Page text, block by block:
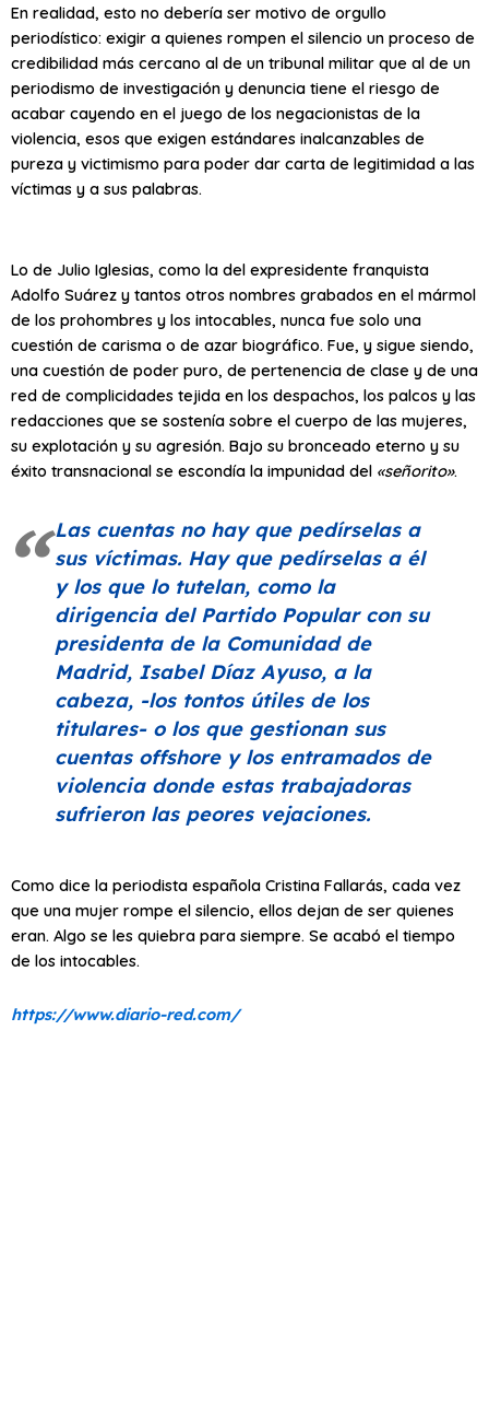
En realidad, esto no debería ser motivo de orgullo
periodístico: exigir a quienes rompen el silencio un proceso de
credibilidad más cercano al de un tribunal militar que al de un
periodismo de investigación y denuncia tiene el riesgo de
acabar cayendo en el juego de los negacionistas de la
violencia, esos que exigen estándares inalcanzables de
pureza y victimismo para poder dar carta de legitimidad a las
víctimas y a sus palabras.
Lo de Julio Iglesias, como la del expresidente franquista
Adolfo Suárez y tantos otros nombres grabados en el mármol
de los prohombres y los intocables, nunca fue solo una
cuestión de carisma o de azar biográfico. Fue, y sigue siendo,
una cuestión de poder puro, de pertenencia de clase y de una
red de complicidades tejida en los despachos, los palcos y las
redacciones que se sostenía sobre el cuerpo de las mujeres,
su explotación y su agresión. Bajo su bronceado eterno y su
éxito transnacional se escondía la impunidad del «señorito».
Las cuentas no hay que pedírselas a
sus víctimas. Hay que pedírselas a él
y los que lo tutelan, como la
dirigencia del Partido Popular con su
presidenta de la Comunidad de
Madrid, Isabel Díaz Ayuso, a la
cabeza, -los tontos útiles de los
titulares- o los que gestionan sus
cuentas offshorey los entramados de
violencia donde estas trabajadoras
sufrieron las peores vejaciones.
Como dice la periodista española Cristina Fallarás, cada vez
que una mujer rompe el silencio, ellos dejan de ser quienes
eran. Algo se les quiebra para siempre. Se acabó el tiempo
de los intocables.
https://www.diario-red.com/